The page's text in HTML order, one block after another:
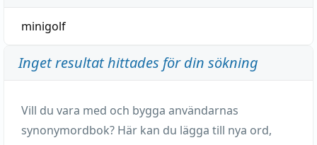
minigolf
Inget resultat hittades för din sökning
Vill du vara med och bygga användarnas
synonymordbok? Här kan du lägga till nya ord,